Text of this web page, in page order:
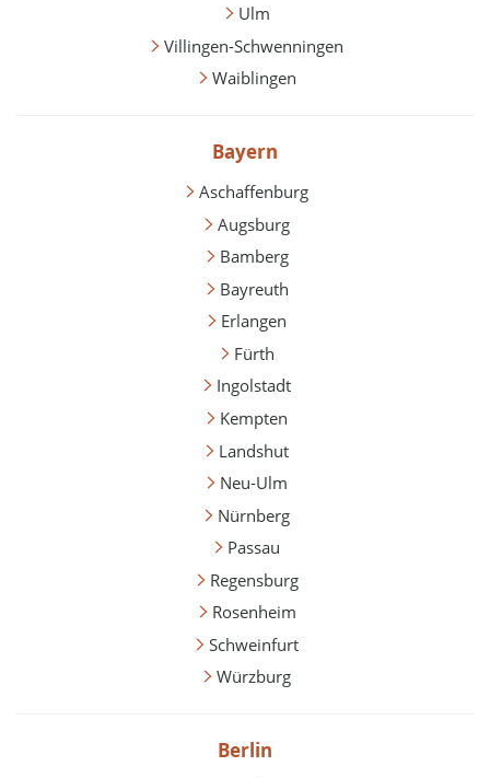
Ulm
Villingen-Schwenningen
Waiblingen
Bayern
Aschaffenburg
Augsburg
Bamberg
Bayreuth
Erlangen
Fürth
Ingolstadt
Kempten
Landshut
Neu-Ulm
Nürnberg
Passau
Regensburg
Rosenheim
Schweinfurt
Würzburg
Berlin